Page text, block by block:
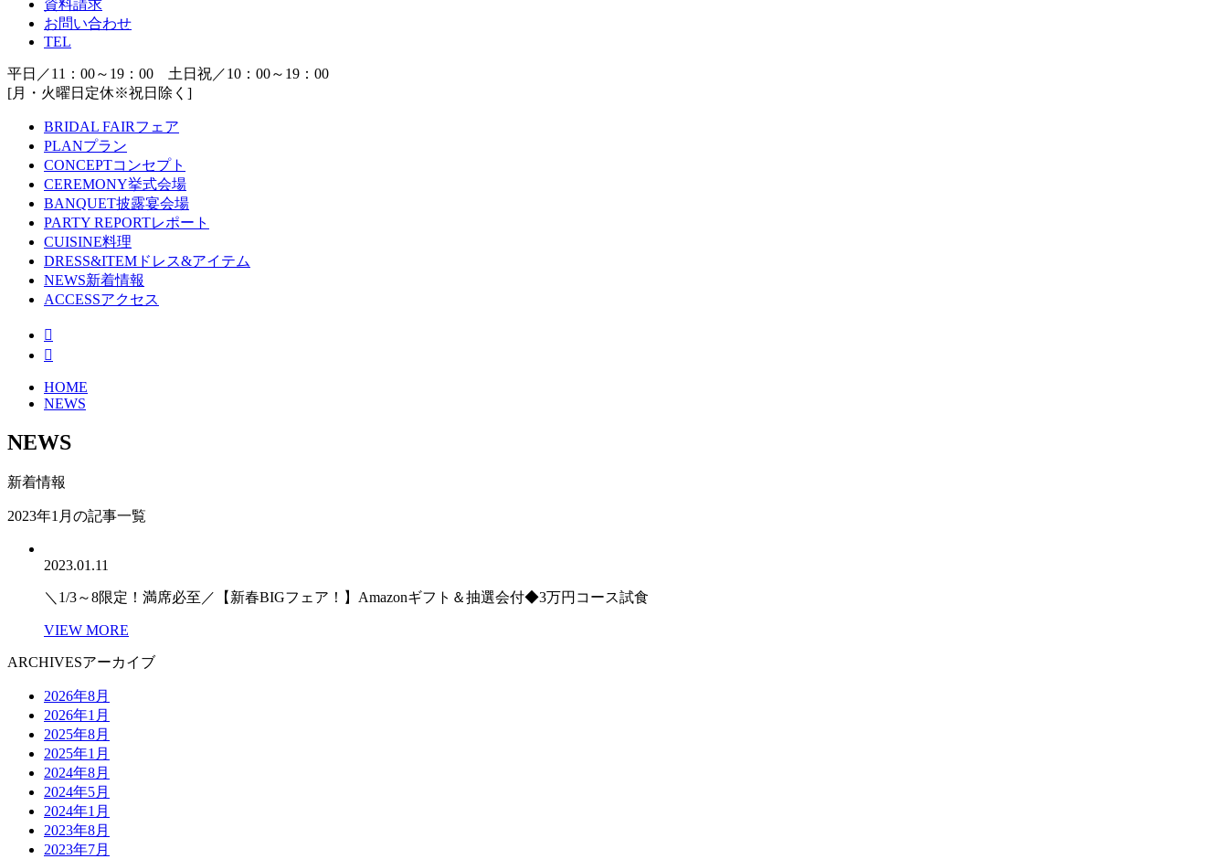
資料請求
お問い合わせ
TEL
平日／11：00～19：00 土日祝／10：00～19：00
[月・火曜日定休※祝日除く]
BRIDAL FAIRフェア
PLANプラン
CONCEPTコンセプト
CEREMONY挙式会場
BANQUET披露宴会場
PARTY REPORTレポート
CUISINE料理
DRESS&ITEM ドレス&アイテム
NEWS新着情報
ACCESSアクセス
HOME
NEWS
NEWS
新着情報
2023年1月の記事一覧
2023.01.11
＼1/3～8限定！満席必至／【新春BIGフェア！】Amazonギフト＆抽選会付◆3万円コース試食
VIEW MORE
ARCHIVESアーカイブ
2026年8月
2026年1月
2025年8月
2025年1月
2024年8月
2024年5月
2024年1月
2023年8月
2023年7月